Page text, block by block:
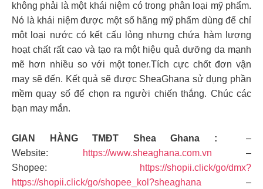
không phải là một khái niệm có trong phân loại mỹ phẩm.
Nó là khái niệm được một số hãng mỹ phẩm dùng để chỉ
một loại nước có kết cấu lỏng nhưng chứa hàm lượng
hoạt chất rất cao và tạo ra một hiệu quả dưỡng da mạnh
mẽ hơn nhiều so với một toner.Tích cực chốt đơn vận
may sẽ đến. Kết quả sẽ được SheaGhana sử dụng phần
mềm quay số để chọn ra người chiến thắng. Chúc các
bạn may mắn.
GIAN HÀNG TMĐT Shea Ghana :
–
Website:
https://www.sheaghana.com.vn –
Shopee:
https://shopii.click/go/dmx?
https://shopii.click/go/shopee_kol?sheaghana –